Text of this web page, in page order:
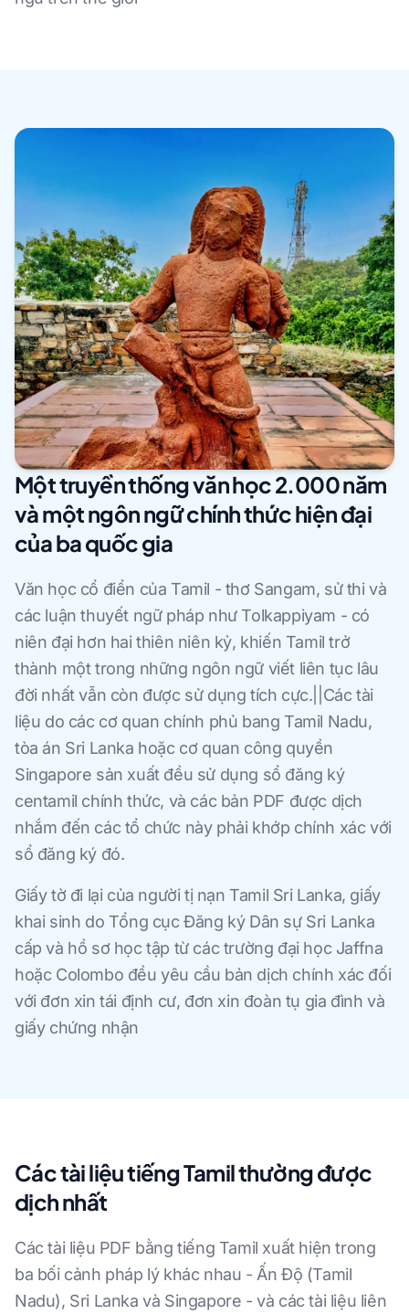
Một truyền thống văn học 2.000 năm
và một ngôn ngữ chính thức hiện đại
của ba quốc gia
Văn học cổ điển của Tamil - thơ Sangam, sử thi và
các luận thuyết ngữ pháp như Tolkappiyam - có
niên đại hơn hai thiên niên kỷ, khiến Tamil trở
thành một trong những ngôn ngữ viết liên tục lâu
đời nhất vẫn còn được sử dụng tích cực.||Các tài
liệu do các cơ quan chính phủ bang Tamil Nadu,
tòa án Sri Lanka hoặc cơ quan công quyền
Singapore sản xuất đều sử dụng sổ đăng ký
centamil chính thức, và các bản PDF được dịch
nhắm đến các tổ chức này phải khớp chính xác với
sổ đăng ký đó.
Giấy tờ đi lại của người tị nạn Tamil Sri Lanka, giấy
khai sinh do Tổng cục Đăng ký Dân sự Sri Lanka
cấp và hồ sơ học tập từ các trường đại học Jaffna
hoặc Colombo đều yêu cầu bản dịch chính xác đối
với đơn xin tái định cư, đơn xin đoàn tụ gia đình và
giấy chứng nhận
Các tài liệu tiếng Tamil thường được
dịch nhất
Các tài liệu PDF bằng tiếng Tamil xuất hiện trong
ba bối cảnh pháp lý khác nhau - Ấn Độ (Tamil
Nadu), Sri Lanka và Singapore - và các tài liệu liên